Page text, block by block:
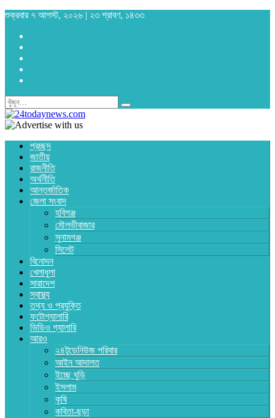
শুক্রবার ৭ আগস্ট, ২০২৬ | ২৩ শ্রাবণ, ১৪৩৩
প্রচ্ছদ
জাতীয়
রাজনীতি
অর্থনীতি
আন্তর্জাতিক
জেলা সংবাদ
হবিগঞ্জ
মৌলভীবাজার
সুনামগঞ্জ
সিলেট
বিনোদন
খেলাধুলা
সারাদেশ
স্বাস্থ্য
তথ্য ও প্রযুক্তি
ফটোগ্যালারি
ভিডিও গ্যালারি
আরও
২৪টুডেনিউজ পরিবার
আইন আদালত
ইচ্ছে ঘুড়ি
ইসলাম
কৃষি
কবিতা-ছড়া